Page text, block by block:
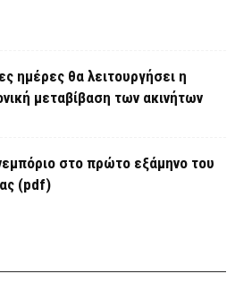
ημέρες θα λειτουργήσει η
μεταβίβαση των ακινήτων
στο πρώτο εξάμηνο του
(pdf)